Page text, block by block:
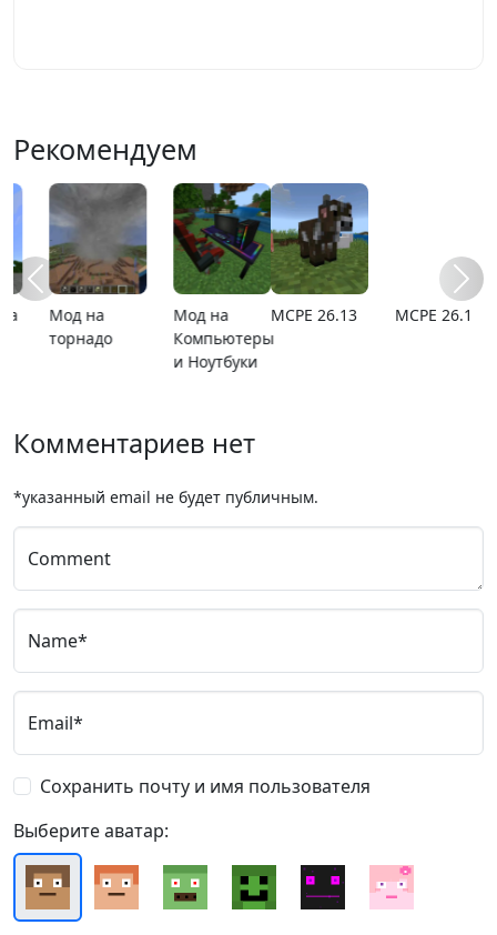
Рекомендуем
MCPE 26.13 MCPE 26.1
Карта
расширяющийся
Карта ада
Комментариев нет
*указанный email не будет публичным.
Comment
Name*
Email*
Сохранить почту и имя пользователя
Выберите аватар: